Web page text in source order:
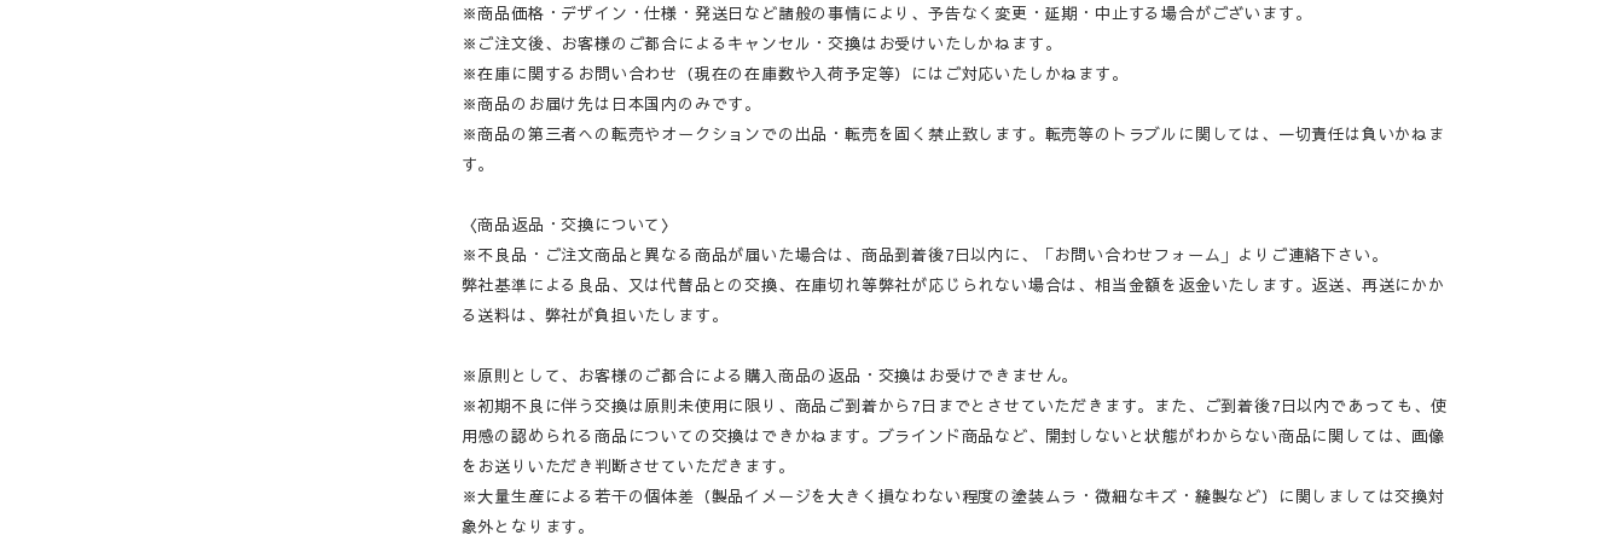
※商品価格・デザイン・仕様・発送日など諸般の事情により、予告なく変更・延期・中止する場合がございます。
※ご注文後、お客様のご都合によるキャンセル・交換はお受けいたしかねます。
※在庫に関するお問い合わせ（現在の在庫数や入荷予定等）にはご対応いたしかねます。
※商品のお届け先は日本国内のみです。
※商品の第三者への転売やオークションでの出品・転売を固く禁止致します。転売等のトラブルに関しては、一切責任は負いかねま
す。
〈商品返品・交換について〉
※不良品・ご注文商品と異なる商品が届いた場合は、商品到着後7日以内に、「お問い合わせフォーム」よりご連絡下さい。
弊社基準による良品、又は代替品との交換、在庫切れ等弊社が応じられない場合は、相当金額を返金いたします。返送、再送にかか
る送料は、弊社が負担いたします。
※原則として、お客様のご都合による購入商品の返品・交換はお受けできません。
※初期不良に伴う交換は原則未使用に限り、商品ご到着から7日までとさせていただきます。また、ご到着後7日以内であっても、使
用感の認められる商品についての交換はできかねます。ブラインド商品など、開封しないと状態がわからない商品に関しては、画像
をお送りいただき判断させていただきます。
※大量生産による若干の個体差（製品イメージを大きく損なわない程度の塗装ムラ・微細なキズ・縫製など）に関しましては交換対
象外となります。